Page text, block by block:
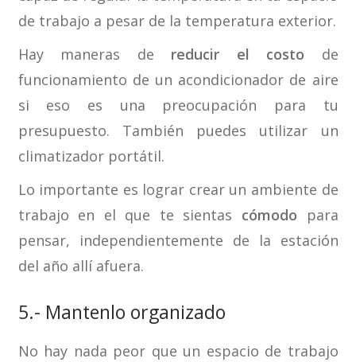
de trabajo a pesar de la temperatura exterior.
Hay maneras de reducir el costo de
funcionamiento de un acondicionador de aire
si eso es una preocupación para tu
presupuesto. También puedes utilizar un
climatizador portátil.
Lo importante es lograr crear un ambiente de
trabajo en el que te sientas cómodo para
pensar, independientemente de la estación
del año allí afuera.
5.- Mantenlo organizado
No hay nada peor que un espacio de trabajo